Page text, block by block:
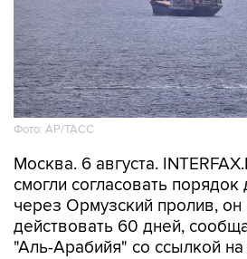
Фото: AP/ТАСС
Москва. 6 августа.
смогли согласовать
через Ормузский пролив, он
действовать 60 дней,
"Аль-Арабийя" со ссылкой на